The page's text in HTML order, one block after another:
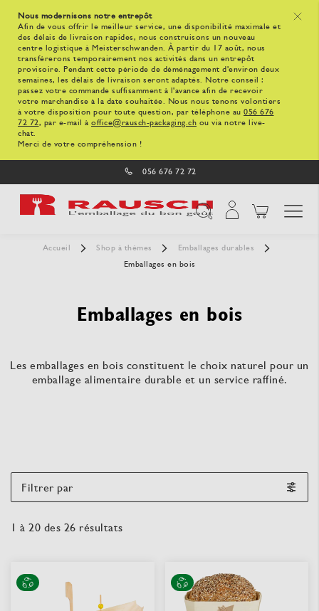
x
Nous modernisons notre entrepôt
Afin de vous offrir le meilleur service, une disponibilité maximale et
des délais de livraison rapides, nous construisons un nouveau
centre logistique à Meisterschwanden. À partir du 17 août, nous
transférerons temporairement nos activités dans un entrepôt
provisoire. Pendant cette période de déménagement d'environ deux
semaines, les délais de livraison seront adaptés. Notre conseil :
passez votre commande suffisamment à l'avance afin de recevoir
votre marchandise à la date souhaitée. Nous nous tenons volontiers
à votre disposition pour toute question, par téléphone au 056 676
72 72, par e-mail à office@rausch-packaging.ch ou via notre live-
chat.
Merci de votre compréhension !
056 676 72 72
Accueil Shop à thèmes
Emballages durables
Emballages en bois
Emballages en bois
Les emballages en bois constituent le choix naturel pour un
emballage alimentaire durable et un service raffiné.
1 à 20 des 26 résultats
Filtrer par